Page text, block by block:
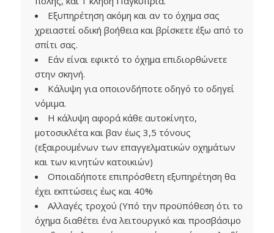
Εξυπηρέτηση ακόμη και αν το όχημα σας
χρειαστεί οδική βοήθεια και βρίσκετε έξω από το
σπίτι σας.
Εάν είναι εφικτό το όχημα επιδιορθώνετε
στην σκηνή.
Κάλυψη για οποιονδήποτε οδηγό το οδηγεί
νόμιμα.
Η κάλυψη αφορά κάθε αυτοκίνητο,
μοτοσικλέτα και βαν έως 3,5 τόνους
(εξαιρουμένων των επαγγελματικών οχημάτων
και των κινητών κατοικιών)
Οποιαδήποτε επιπρόσθετη εξυπηρέτηση θα
έχει εκπτώσεις έως και 40%
Αλλαγές τροχού (Υπό την προϋπόθεση ότι το
όχημα διαθέτει ένα λειτουργικό και προσβάσιμο